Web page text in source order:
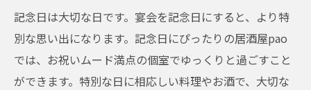
記念日は大切な日です。宴会を記念日にすると、より特
別な思い出になります。記念日にぴったりの居酒屋pao
では、お祝いムード満点の個室でゆっくりと過ごすこと
ができます。特別な日に相応しい料理やお酒で、大切な